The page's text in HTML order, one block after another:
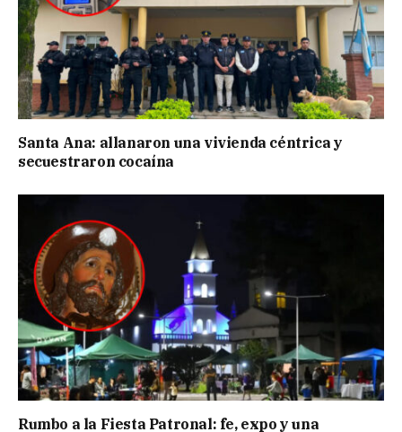
Santa Ana: allanaron una vivienda céntrica y
secuestraron cocaína
Rumbo a la Fiesta Patronal: fe, expo y una